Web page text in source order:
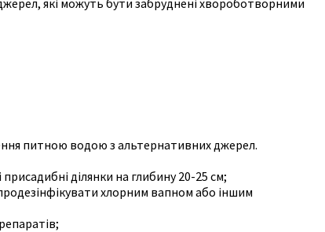
питною водою з альтернативних джерел.
ділянки на глибину 20-25 см;
хлорним вапном або іншим